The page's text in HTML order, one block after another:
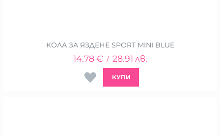
КОЛА ЗА ЯЗДЕНЕ SPORT MINI BLUE
14.78 € / 28.91 лв.
КУПИ